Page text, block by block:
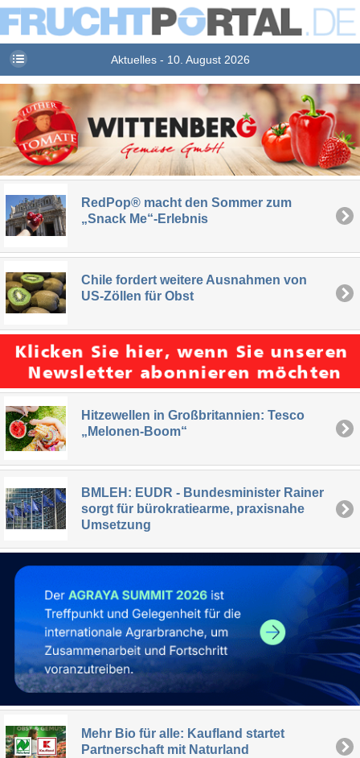
Aktuelles - 10. August 2026
RedPop® macht den Sommer zum
„Snack Me“-Erlebnis
Chile fordert weitere Ausnahmen von
US-Zöllen für Obst
Hitzewellen in Großbritannien: Tesco
„Melonen-Boom“
BMLEH: EUDR - Bundesminister Rainer
sorgt für bürokratiearme, praxisnahe
Umsetzung
Mehr Bio für alle: Kaufland startet
Partnerschaft mit Naturland